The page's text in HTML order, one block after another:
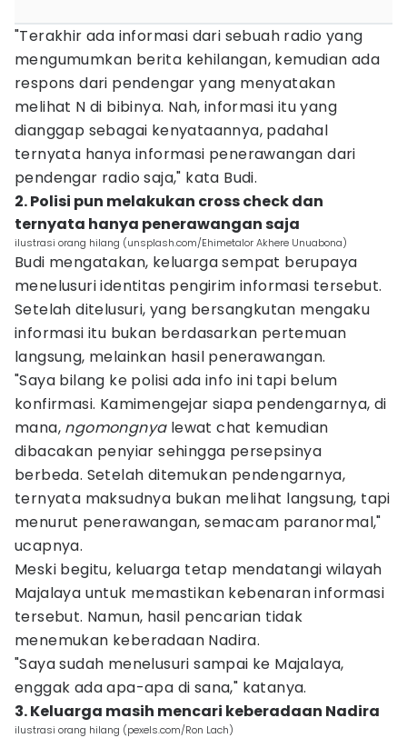
"Terakhir ada informasi dari sebuah radio yang
mengumumkan berita kehilangan, kemudian ada
respons dari pendengar yang menyatakan
melihat N di bibinya. Nah, informasi itu yang
dianggap sebagai kenyataannya, padahal
ternyata hanya informasi penerawangan dari
pendengar radio saja," kata Budi.
2. Polisi pun melakukan cross check dan
ternyata hanya penerawangan saja
ilustrasi orang hilang (unsplash.com/Ehimetalor Akhere Unuabona)
Budi mengatakan, keluarga sempat berupaya
menelusuri identitas pengirim informasi tersebut.
Setelah ditelusuri, yang bersangkutan mengaku
informasi itu bukan berdasarkan pertemuan
langsung, melainkan hasil penerawangan.
"Saya bilang ke polisi ada info ini tapi belum
konfirmasi. Kamimengejar siapa pendengarnya, di
mana, ngomongnya lewat chat kemudian
dibacakan penyiar sehingga persepsinya
berbeda. Setelah ditemukan pendengarnya,
ternyata maksudnya bukan melihat langsung, tapi
menurut penerawangan, semacam paranormal,"
ucapnya.
Meski begitu, keluarga tetap mendatangi wilayah
Majalaya untuk memastikan kebenaran informasi
tersebut. Namun, hasil pencarian tidak
menemukan keberadaan Nadira.
"Saya sudah menelusuri sampai ke Majalaya,
enggak ada apa-apa di sana," katanya.
3. Keluarga masih mencari keberadaan Nadira
ilustrasi orang hilang (pexels.com/Ron Lach)